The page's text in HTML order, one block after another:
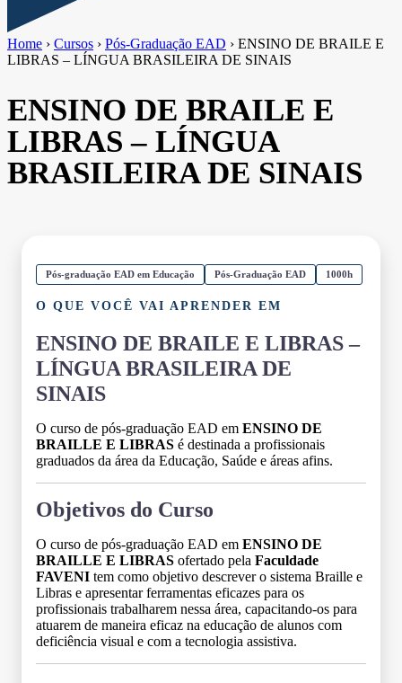
Home › Cursos › Pós-Graduação EAD › ENSINO DE BRAILE E
LIBRAS – LÍNGUA BRASILEIRA DE SINAIS
ENSINO DE BRAILE E
LIBRAS – LÍNGUA
BRASILEIRA DE SINAIS
Pós-graduação EAD em Educação Pós-Graduação EAD 1000h
O QUE VOCÊ VAI APRENDER EM
ENSINO DE BRAILE E LIBRAS –
LÍNGUA BRASILEIRA DE
SINAIS
O curso de pós-graduação EAD em ENSINO DE
BRAILLE E LIBRAS é destinada a profissionais
graduados da área da Educação, Saúde e áreas afins.
Objetivos do Curso
O curso de pós-graduação EAD em ENSINO DE
BRAILLE E LIBRAS ofertado pela Faculdade
FAVENI tem como objetivo descrever o sistema Braille e
Libras e apresentar ferramentas eficazes para os
profissionais trabalharem nessa área, capacitando-os para
atuarem de maneira eficaz na educação de alunos com
deficiência visual e com a tecnologia assistiva.